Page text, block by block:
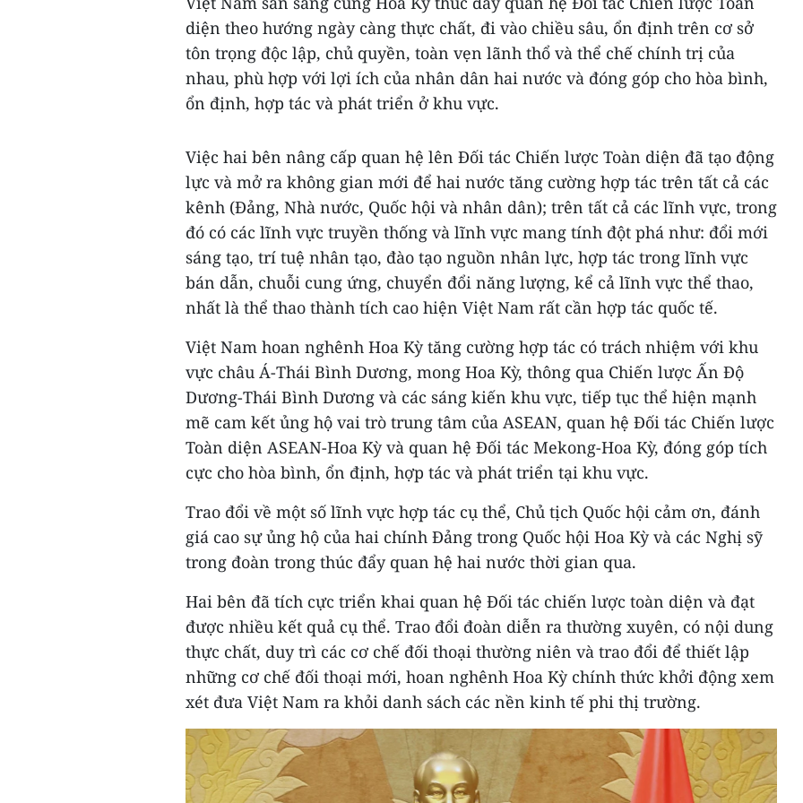
diện theo hướng ngày càng thực chất, đi vào chiều sâu, ổn định trên cơ sở
tôn trọng độc lập, chủ quyền, toàn vẹn lãnh thổ và thể chế chính trị của
nhau, phù hợp với lợi ích của nhân dân hai nước và đóng góp cho hòa bình,
ổn định, hợp tác và phát triển ở khu vực.
Việc hai bên nâng cấp quan hệ lên Đối tác Chiến lược Toàn diện đã tạo động
lực và mở ra không gian mới để hai nước tăng cường hợp tác trên tất cả các
kênh (Đảng, Nhà nước, Quốc hội và nhân dân); trên tất cả các lĩnh vực, trong
đó có các lĩnh vực truyền thống và lĩnh vực mang tính đột phá như: đổi mới
sáng tạo, trí tuệ nhân tạo, đào tạo nguồn nhân lực, hợp tác trong lĩnh vực
bán dẫn, chuỗi cung ứng, chuyển đổi năng lượng, kể cả lĩnh vực thể thao,
nhất là thể thao thành tích cao hiện Việt Nam rất cần hợp tác quốc tế.
Việt Nam hoan nghênh Hoa Kỳ tăng cường hợp tác có trách nhiệm với khu
vực châu Á-Thái Bình Dương, mong Hoa Kỳ, thông qua Chiến lược Ấn Độ
Dương-Thái Bình Dương và các sáng kiến khu vực, tiếp tục thể hiện mạnh
mẽ cam kết ủng hộ vai trò trung tâm của ASEAN, quan hệ Đối tác Chiến lược
Toàn diện ASEAN-Hoa Kỳ và quan hệ Đối tác Mekong-Hoa Kỳ, đóng góp tích
cực cho hòa bình, ổn định, hợp tác và phát triển tại khu vực.
Trao đổi về một số lĩnh vực hợp tác cụ thể, Chủ tịch Quốc hội cảm ơn, đánh
giá cao sự ủng hộ của hai chính Đảng trong Quốc hội Hoa Kỳ và các Nghị sỹ
trong đoàn trong thúc đẩy quan hệ hai nước thời gian qua.
Hai bên đã tích cực triển khai quan hệ Đối tác chiến lược toàn diện và đạt
được nhiều kết quả cụ thể. Trao đổi đoàn diễn ra thường xuyên, có nội dung
thực chất, duy trì các cơ chế đối thoại thường niên và trao đổi để thiết lập
những cơ chế đối thoại mới, hoan nghênh Hoa Kỳ chính thức khởi động xem
xét đưa Việt Nam ra khỏi danh sách các nền kinh tế phi thị trường.